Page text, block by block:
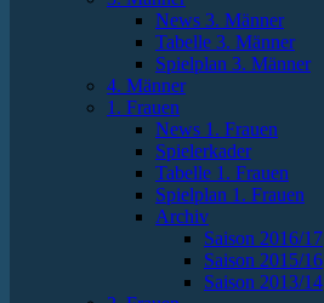
News 3. Männer
Tabelle 3. Männer
Spielplan 3. Männer
4. Männer
1. Frauen
News 1. Frauen
Spielerkader
Tabelle 1. Frauen
Spielplan 1. Frauen
Archiv
Saison 2016/17
Saison 2015/16
Saison 2013/14